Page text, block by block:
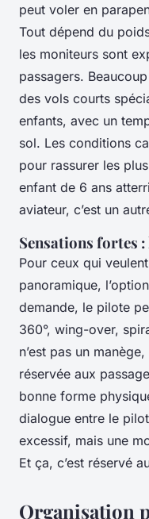
peut voler en
Tout dépend du
les moniteurs sont
passagers.
des vols courts
enfants, avec un
sol. Les conditions
pour rassurer les
enfant de 6 ans
aviateur, c’est un
Sensations fortes
Pour ceux qui
panoramique,
demande, le pilote
360°, wing-over,
n’est pas un
réservée aux
bonne forme
dialogue entre le
excessif, mais une
Et ça, c’est réservé
Organisation